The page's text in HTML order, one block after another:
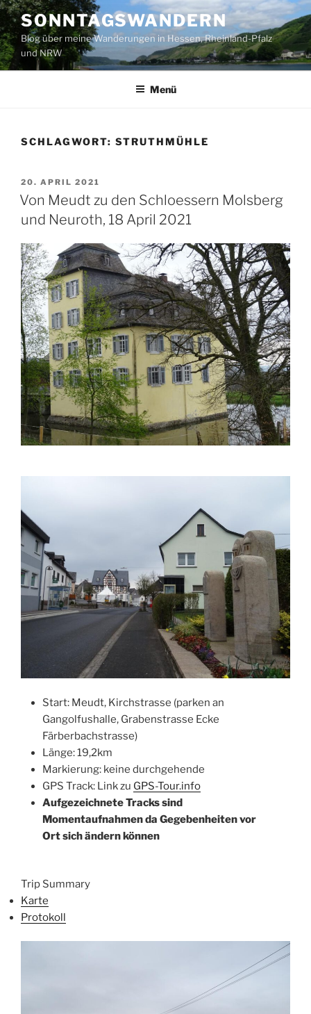
Zum
Inhalt
springen
SONNTAGSWANDERN
Blog über meine Wanderungen in Hessen, Rheinland-Pfalz
und NRW
Menü
SCHLAGWORT: STRUTHMÜHLE
VERÖFFENTLICHT
AM
20. APRIL 2021
Von Meudt zu den Schloessern Molsberg
und Neuroth, 18 April 2021
Start: Meudt, Kirchstrasse (parken an
Gangolfushalle, Grabenstrasse Ecke
Färberbachstrasse)
Länge: 19,2km
Markierung: keine durchgehende
GPS Track: Link zu GPS-Tour.info
Aufgezeichnete Tracks sind
Momentaufnahmen da Gegebenheiten vor
Ort sich ändern können
Trip Summary
Karte
Protokoll